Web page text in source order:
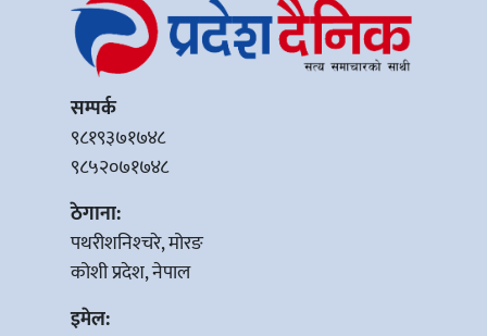
सम्पर्क
९८१९३७१७४८
९८५२०७१७४८
ठेगाना:
पथरीशनिश्‍चरे, मोरङ
कोशी प्रदेश, नेपाल
इमेल: